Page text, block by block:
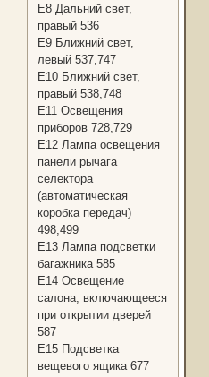
Е8 Дальний свет,
правый 536
Е9 Ближний свет,
левый 537,747
Е10 Ближний свет,
правый 538,748
Е11 Освещения
приборов 728,729
Е12 Лампа освещения
панели рычага
селектора
(автоматическая
коробка передач)
498,499
Е13 Лампа подсветки
багажника 585
Е14 Освещение
салона, включающееся
при открытии дверей
587
Е15 Подсветка
вещевого ящика 677